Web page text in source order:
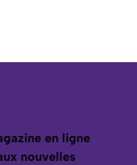
en ligne
nouvelles